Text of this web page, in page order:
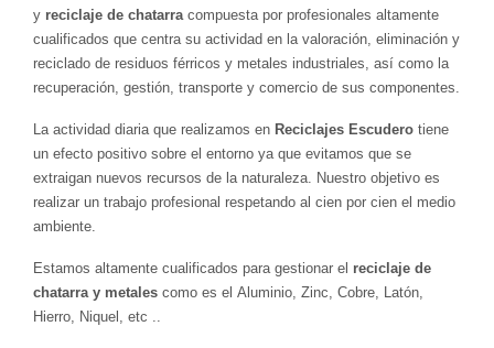
y reciclaje de chatarracompuesta por profesionales altamente
cualificados que centra su actividad en la valoración, eliminación y
reciclado de residuos férricos y metales industriales, así como la
recuperación, gestión, transporte y comercio de sus componentes.
La actividad diaria que realizamos en Reciclajes Escudero tiene
un efecto positivo sobre el entorno ya que evitamos que se
extraigan nuevos recursos de la naturaleza. Nuestro objetivo es
realizar un trabajo profesional respetando al cien por cien el medio
ambiente.
Estamos altamente cualificados para gestionar el reciclaje de
chatarra y metales como es el Aluminio, Zinc, Cobre, Latón,
Hierro, Niquel, etc ..